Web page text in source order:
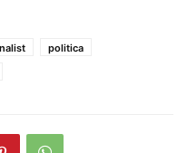
politica